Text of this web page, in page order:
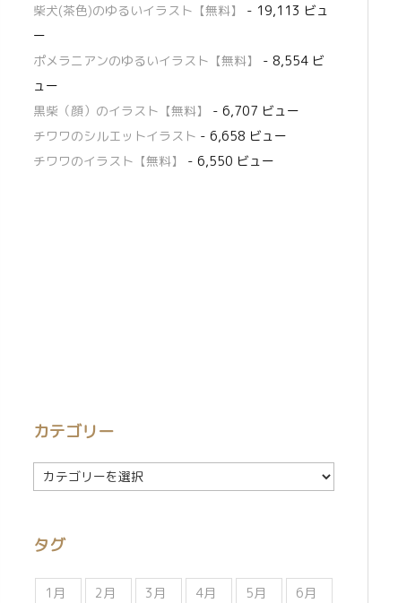
柴犬(茶色)のゆるいイラスト【無料】
- 19,113 ビュ
ー
ポメラニアンのゆるいイラスト【無料】
- 8,554 ビ
ュー
黒柴（顔）のイラスト【無料】
- 6,707 ビュー
チワワのシルエットイラスト - 6,658 ビュー
チワワのイラスト【無料】
- 6,550 ビュー
カテゴリー
カ
テ
ー
タグ
1月 2月 3月 4月 5月
6月